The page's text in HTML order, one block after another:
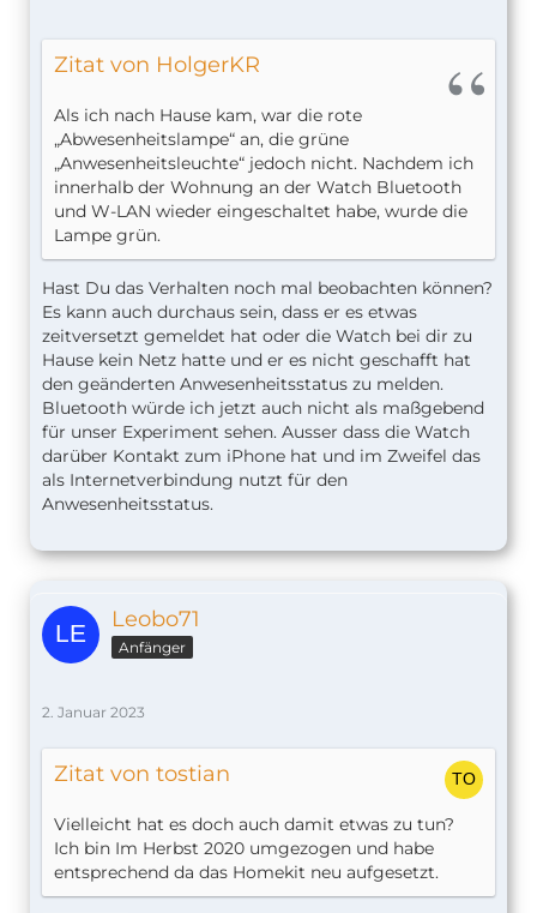
Zitat von HolgerKR
Als ich nach Hause kam, war die rote
„Abwesenheitslampe“ an, die grüne
„Anwesenheitsleuchte“ jedoch nicht. Nachdem ich
innerhalb der Wohnung an der Watch Bluetooth
und W-LAN wieder eingeschaltet habe, wurde die
Lampe grün.
Hast Du das Verhalten noch mal beobachten können?
Es kann auch durchaus sein, dass er es etwas
zeitversetzt gemeldet hat oder die Watch bei dir zu
Hause kein Netz hatte und er es nicht geschafft hat
den geänderten Anwesenheitsstatus zu melden.
Bluetooth würde ich jetzt auch nicht als maßgebend
für unser Experiment sehen. Ausser dass die Watch
darüber Kontakt zum iPhone hat und im Zweifel das
als Internetverbindung nutzt für den
Anwesenheitsstatus.
Leobo71
Anfänger
2. Januar 2023
Zitat von tostian
Vielleicht hat es doch auch damit etwas zu tun?
Ich bin Im Herbst 2020 umgezogen und habe
entsprechend da das Homekit neu aufgesetzt.